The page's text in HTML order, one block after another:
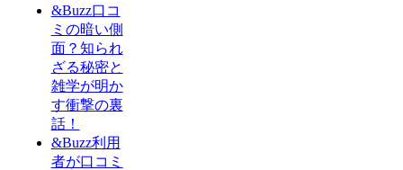
&Buzz口コ
ミの暗い側
面？知られ
ざる秘密と
雑学が明か
す衝撃の裏
話！
&Buzz利用
者が口コミ